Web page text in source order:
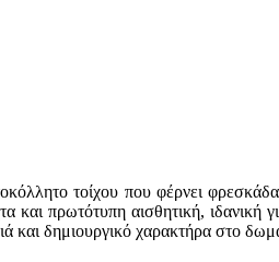
τοίχου που φέρνει
και πρωτότυπη αισθητική,
και δημιουργικό χαρακτήρα στο